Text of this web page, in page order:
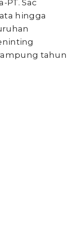
PT. Sac
hingga
tahun